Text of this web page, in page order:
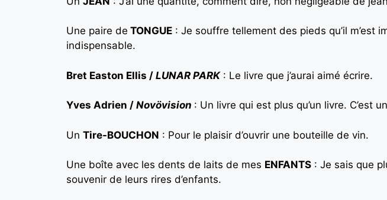
Une paire de TONGUE : Je souffre tellement des pieds qu’il m’est
indispensable.
Bret Easton Ellis / LUNAR PARK: Le livre que j’aurai aimé écrire.
Yves Adrien / Novövision : Un livre qui est plus qu’un livre. C’est
Un Tire-BOUCHON : Pour le plaisir d’ouvrir une bouteille de vin.
Une boîte avec les dents de laits de mes ENFANTS : Je sais que
souvenir de leurs rires d’enfants.